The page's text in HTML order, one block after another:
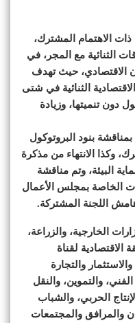
الاهتمام المشترك،
الثنائية مع المجر، في
الاقتصادي، حيث تهدف
الثنائية في شتى
دون تنميتها، وزيادة
بنود البروتوكول
وكذا الانتهاء من مذكرة
البيئة، وتم مناقشة
الخاصة بمجلس الأعمال
اللجنة المشتركة.
الخارجية، والزراعة،
الاقتصادية لقناة
والتجارة
الفني، والتموين، والنقل
الحربي، والشباب
والمرافق والمجتمعات